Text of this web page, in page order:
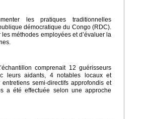
les pratiques traditionnelles
démocratique du Congo (RDC).
méthodes employées et d’évaluer la
comprenait 12 guérisseurs
leurs aidants, 4 notables locaux et
semi-directifs approfondis et
a été effectuée selon une approche